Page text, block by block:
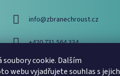
cookie. Dalším
webu vyjadřujete souhlas s jejich
info@zbranechroust.cz
+420 731 564 334